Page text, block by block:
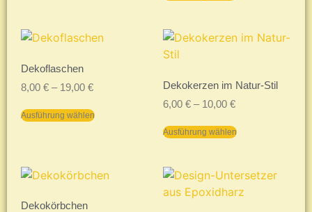
Dekoflaschen
8,00 € – 19,00 €
Ausführung wählen
Dekokerzen im Natur-Stil
6,00 € – 10,00 €
Ausführung wählen
Dekokörbchen